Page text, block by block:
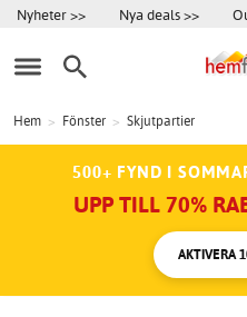
Nyheter >> Nya deals >>
Hem > Fönster > Skjutpartier
500+ FYND I
UPP TILL 70%
AKTIVERA